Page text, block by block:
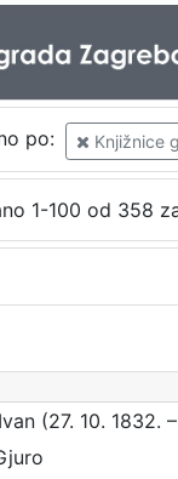
po: Knjižnice
1-100 od 358